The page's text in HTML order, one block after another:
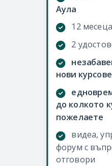
Аула
12
2
нови курсове
до колкото
пожелаете
видеа,
форум с
отговори